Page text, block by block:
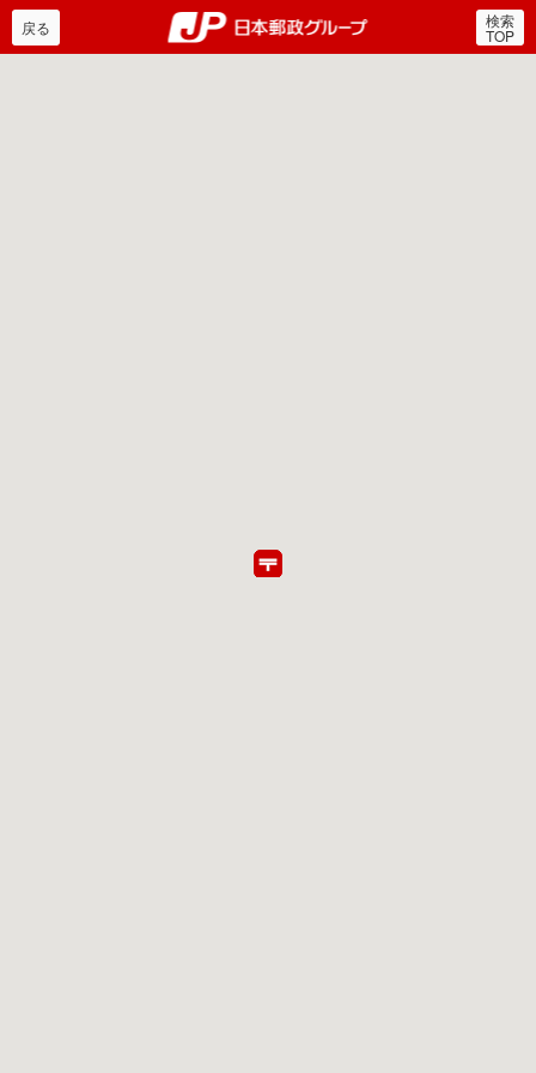
郵便局・日本郵政グルー
戻る 検索
TOP